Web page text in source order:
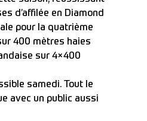
d’affilée en Diamond
pour la quatrième
400 mètres haies
sur 4×400
samedi. Tout le
avec un public aussi